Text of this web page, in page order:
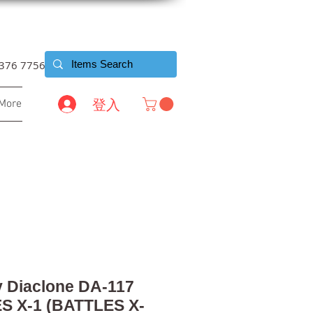
7756
登入
Diaclone DA-117
X-1 (BATTLES X-